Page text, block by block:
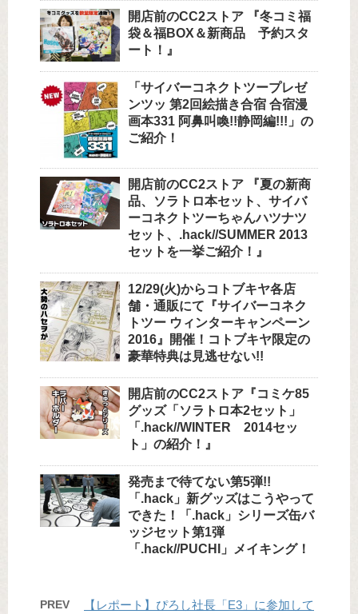
開店前のCC2ストア 『冬コミ福
袋＆福BOX＆新商品 予約スタ
ート！』
「サイバーコネクトツープレゼ
ンツッ 第2回絵描き合宿 合宿漫
画本331 阿鼻叫喚!!静岡編!!!」の
ご紹介！
開店前のCC2ストア 『夏の新商
品、ソラトロ本セット、サイバ
ーコネクトツーちゃんハツナツ
セット、.hack//SUMMER 2013
セットを一挙ご紹介！』
12/29(火)からコトブキヤ各店
舗・通販にて『サイバーコネク
トツー ウィンターキャンペーン
2016』開催！コトブキヤ限定の
豪華特典は見逃せない!!
開店前のCC2ストア『コミケ85
グッズ「ソラトロ本2セット」
「.hack//WINTER 2014セッ
ト」の紹介！』
発売まで待てない第5弾!!
「.hack」新グッズはこうやって
できた！「.hack」シリーズ缶バ
ッジセット第1弾
「.hack//PUCHI」メイキング！
PREV
【レポート】ぴろし社長「E3」に参加して